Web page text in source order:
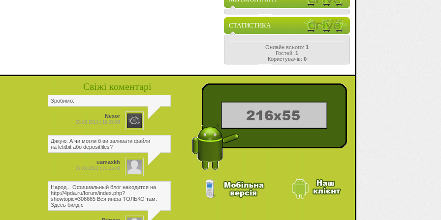
СТАТИСТИКА
Онлайн всього: 1
Гостей: 1
Користувачів: 0
Свіжі коментарі
Зробимо.
Nexor
28.03.2013 | 19.29.56
Дякую. А чи могли б ви заливати файли
на letitbit або depositfiles?
uamaxkh
27.03.2013 | 21.22.06
Народ... Официальный блог находится на
http://4pda.ru/forum/index.php?
showtopic=306665 Вся инфа ТОЛЬКО там.
Здесь билд с